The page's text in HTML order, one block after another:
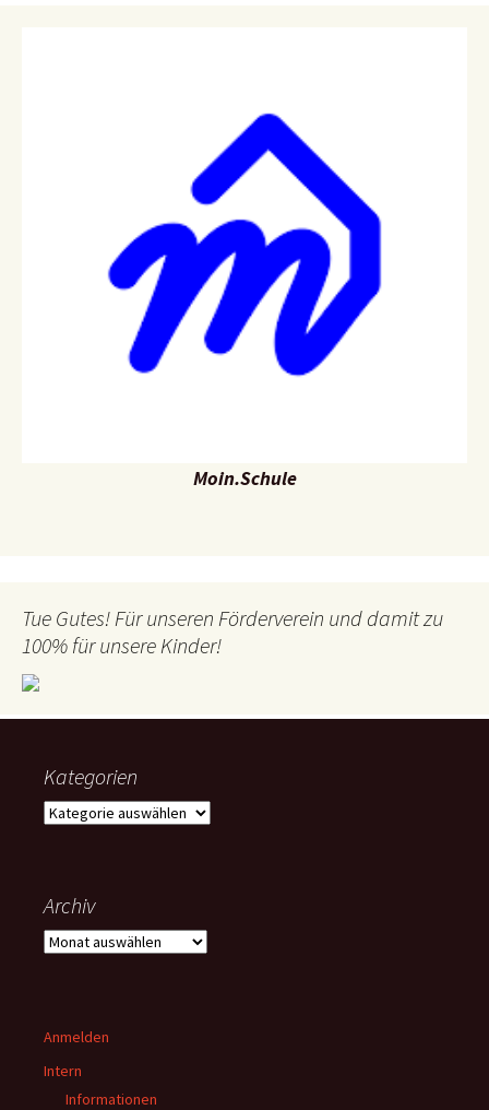
Moin.Schule
Tue Gutes! Für unseren Förderverein und damit zu
100% für unsere Kinder!
Kategorien
Kategorien
Archiv
Archiv
Anmelden
Intern
Informationen